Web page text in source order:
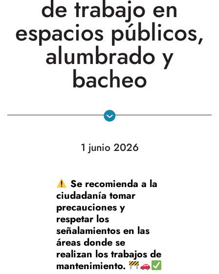
de trabajo en
espacios públicos,
alumbrado y
bacheo
1 junio 2026
Se recomienda a la
ciudadanía tomar
precauciones y
respetar los
señalamientos en las
áreas donde se
realizan los trabajos de
mantenimiento.